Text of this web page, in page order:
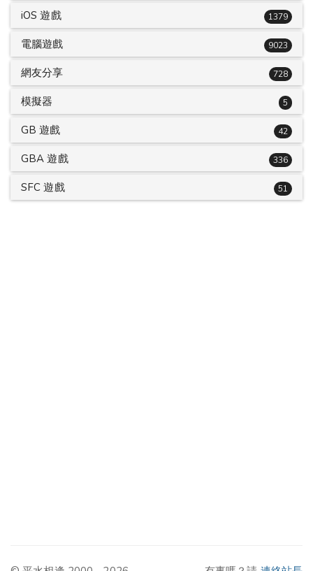
iOS 遊戲 1379
電腦遊戲 9023
網友分享 728
模擬器 5
GB 遊戲 42
GBA 遊戲 336
SFC 遊戲 51